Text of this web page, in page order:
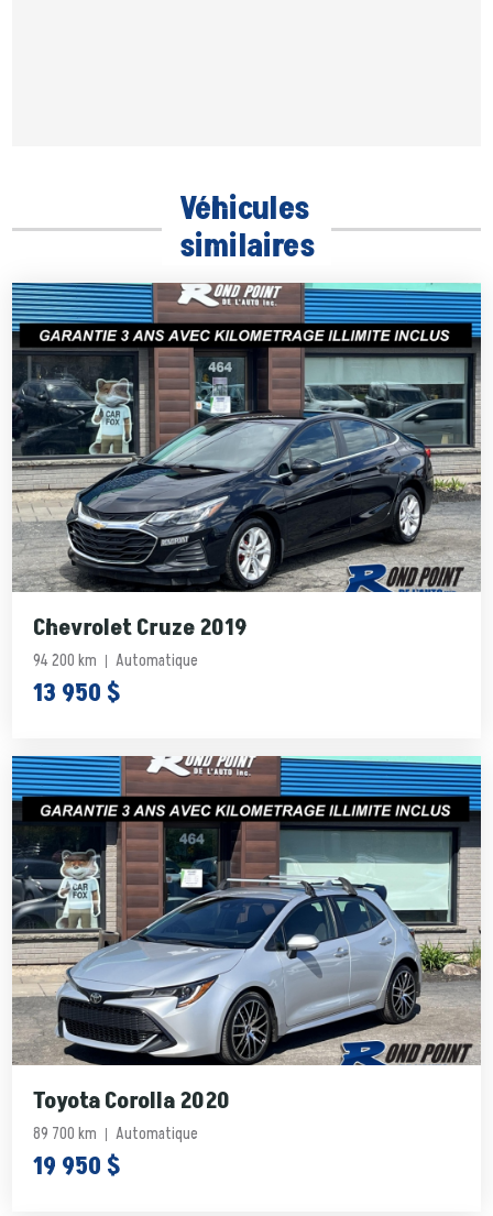
Véhicules
similaires
Chevrolet Cruze 2019
94 200 km Automatique
13 950 $
Toyota Corolla 2020
89 700 km Automatique
19 950 $